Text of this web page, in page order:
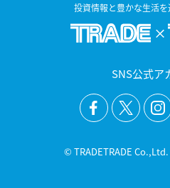
投資情報と豊かな生活
SNS公式ア
© TRADETRADE